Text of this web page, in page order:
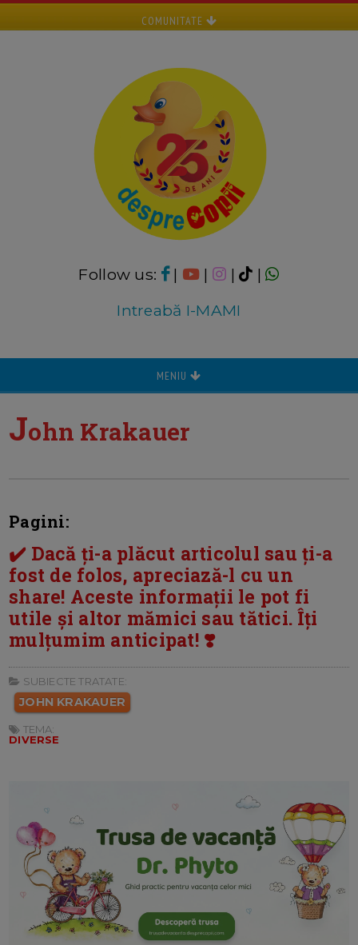
COMUNITATE
Follow us: | | |
|
Intreabă I-MAMI
MENIU
John Krakauer
Pagini:
✔️ Dacă ți-a plăcut articolul sau ți-a
fost de folos, apreciază-l cu un
share! Aceste informații le pot fi
utile și altor mămici sau tătici. Îți
mulțumim anticipat! ❣️
SUBIECTE TRATATE:
JOHN KRAKAUER
TEMA:
DIVERSE